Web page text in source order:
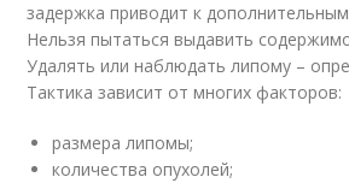
задержка приводит к
Нельзя пытаться выдавить
Удалять или наблюдать липому –
Тактика зависит от многих факторов:
размера липомы;
количества опухолей;